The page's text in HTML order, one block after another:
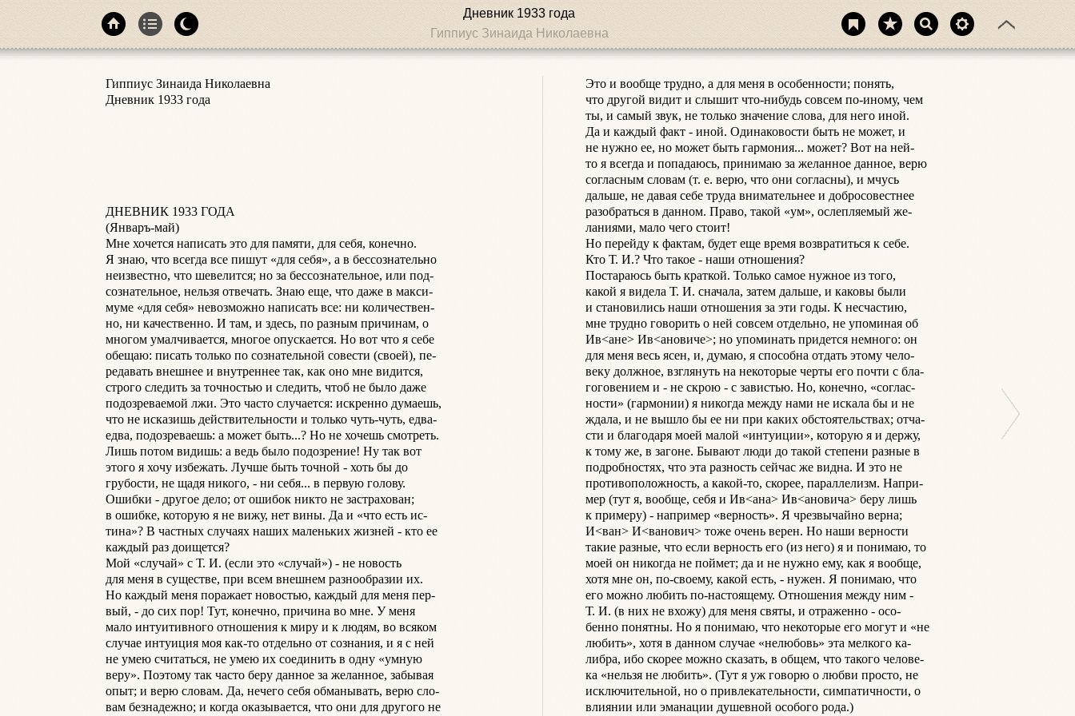
Дневник 1933 года
Гиппиус Зинаида Николаевна
Гиппиус Зинаида Николаевна
Дневник 1933 года
ДНЕВНИК 1933 ГОДА
(Январъ-май)
Мне хочется написать это для памяти, для себя, конечно.
Я знаю, что всегда все пишут «для себя», а в бессознательно
неизвестно, что шевелится; но за бессознательное, или под-
сознательное, нельзя отвечать. Знаю еще, что даже в макси-
муме «для себя» невозможно написать все: ни количествен-
но, ни качественно. И там, и здесь, по разным причинам, о
многом умалчивается, многое опускается. Но вот что я себе
обещаю: писать только по сознательной совести (своей), пе-
редавать внешнее и внутреннее так, как оно мне видится,
строго следить за точностью и следить, чтоб не было даже
подозреваемой лжи. Это часто случается: искренно думаешь,
что не исказишь действительности и только чуть-чуть, едва-
едва, подозреваешь: а может быть...? Но не хочешь смотреть.
Лишь потом видишь: а ведь было подозрение! Ну так вот
этого я хочу избежать. Лучше быть точной - хоть бы до
грубости, не щадя никого, - ни себя... в первую голову.
Ошибки - другое дело; от ошибок никто не застрахован;
в ошибке, которую я не вижу, нет вины. Да и «что есть ис-
тина»? В частных случаях наших маленьких жизней - кто ее
каждый раз доищется?
Мой «случай» с Т. И. (если это «случай») - не новость
для меня в существе, при всем внешнем разнообразии их.
Но каждый меня поражает новостью, каждый для меня пер-
вый, - до сих пор! Тут, конечно, причина во мне. У меня
мало интуитивного отношения к миру и к людям, во всяком
случае интуиция моя как-то отдельно от сознания, и я с ней
не умею считаться, не умею их соединить в одну «умную
веру». Поэтому так часто беру данное за желанное, забывая
опыт; и верю словам. Да, нечего себя обманывать, верю сло-
вам безнадежно; и когда оказывается, что они для другого не
Это и вообще трудно, а для меня в особенности; понять,
что другой видит и слышит что-нибудь совсем по-иному, чем
ты, и самый звук, не только значение слова, для него иной.
Да и каждый факт - иной. Одинаковости быть не может, и
не нужно ее, но может быть гармония... может? Вот на ней-
то я всегда и попадаюсь, принимаю за желанное данное, верю
согласным словам (т. е. верю, что они согласны), и мчусь
дальше, не давая себе труда внимательнее и добросовестнее
разобраться в данном. Право, такой «ум», ослепляемый же-
ланиями, мало чего стоит!
Но перейду к фактам, будет еще время возвратиться к себе.
Кто Т. И.? Что такое - наши отношения?
Постараюсь быть краткой. Только самое нужное из того,
какой я видела Т. И. сначала, затем дальше, и каковы были
и становились наши отношения за эти годы. К несчастию,
мне трудно говорить о ней совсем отдельно, не упоминая об
Ив<ане> Ив<ановиче>; но упоминать придется немного: он
для меня весь ясен, и, думаю, я способна отдать этому чело-
веку должное, взглянуть на некоторые черты его почти с бла-
гоговением и - не скрою - с завистью. Но, конечно, «соглас-
ности» (гармонии) я никогда между нами не искала бы и не
ждала, и не вышло бы ее ни при каких обстоятельствах; отча-
сти и благодаря моей малой «интуиции», которую я и держу,
к тому же, в загоне. Бывают люди до такой степени разные в
подробностях, что эта разность сейчас же видна. И это не
противоположность, а какой-то, скорее, параллелизм. Напри-
мер (тут я, вообще, себя и Ив<ана> Ив<ановича> беру лишь
к примеру) - например «верность». Я чрезвычайно верна;
И<ван> И<ванович> тоже очень верен. Но наши верности
такие разные, что если верность его (из него) я и понимаю, то
моей он никогда не поймет; да и не нужно ему, как я вообще,
хотя мне он, по-своему, какой есть, - нужен. Я понимаю, что
его можно любить по-настоящему. Отношения между ним -
Т. И. (в них не вхожу) для меня святы, и отраженно - осо-
бенно понятны. Но я понимаю, что некоторые его могут и «не
любить», хотя в данном случае «нелюбовь» эта мелкого ка-
либра, ибо скорее можно сказать, в общем, что такого челове-
ка «нельзя не любить». (Тут я уж говорю о любви просто, не
исключительной, но о привлекательности, симпатичности, о
влиянии или эманации душевной особого рода.)